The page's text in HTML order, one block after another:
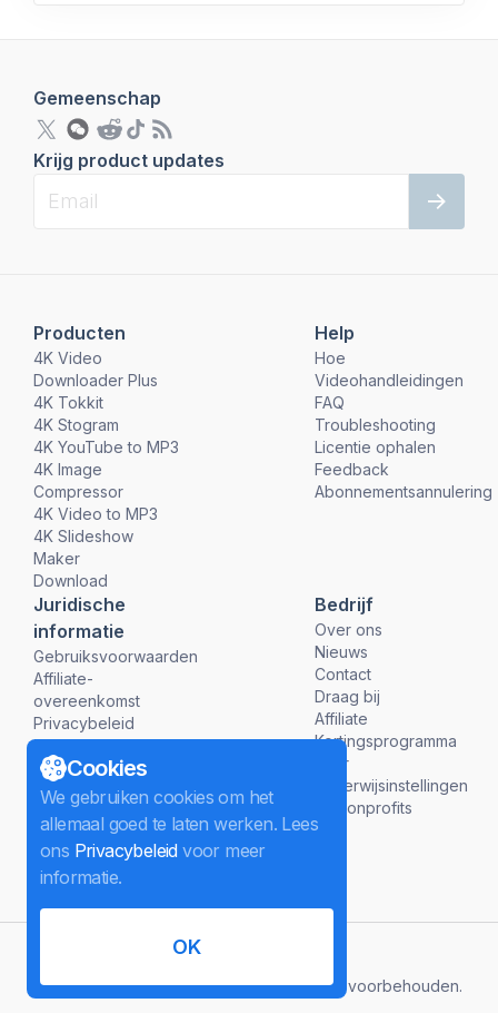
Producten
4K Video
Downloader Plus
4K Tokkit
4K Stogram
4K YouTube to MP3
4K Image
Compressor
4K Video to MP3
4K Slideshow
Maker
Download
Help
Hoe
Videohandleidingen
FAQ
Troubleshooting
Licentie ophalen
Feedback
Abonnementsannulering
Juridische
informatie
Gebruiksvoorwaarden
Affiliate-
overeenkomst
Privacybeleid
Terugbetalingsbeleid
Bedrijf
Over ons
Nieuws
Contact
Draag bij
Affiliate
Kortingsprogramma
voor
onderwijsinstellingen
en nonprofits
Gemeenschap
Krijg product updates
©2026InterPromo GMBH. Alle rechten voorbehouden.
Cookies
We gebruiken cookies om het
allemaal goed te laten werken. Lees
ons Privacybeleidvoor meer
informatie.
OK